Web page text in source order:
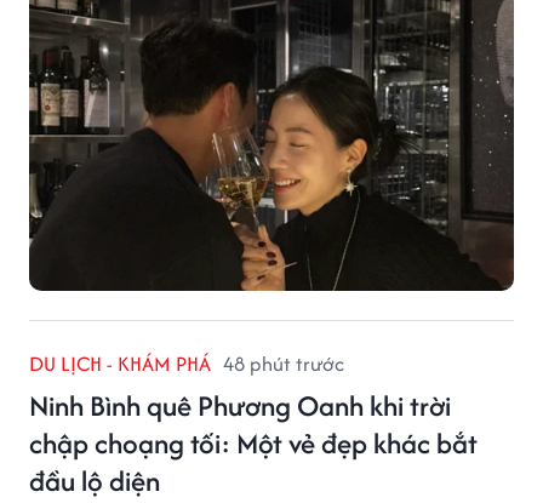
DU LỊCH - KHÁM PHÁ 48 phút trước
Ninh Bình quê Phương Oanh khi trời
chập choạng tối: Một vẻ đẹp khác bắt
đầu lộ diện